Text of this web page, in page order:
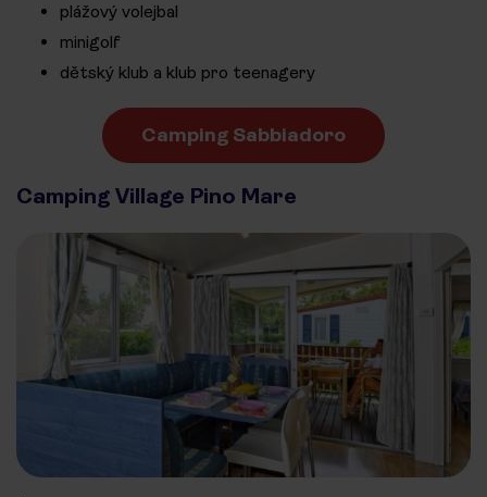
plážový volejbal
minigolf
dětský klub a klub pro teenagery
Camping Sabbiadoro
Camping Village Pino Mare